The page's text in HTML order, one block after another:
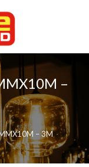
–
– 3M